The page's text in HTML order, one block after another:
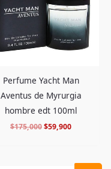
Perfume Yacht Man
Aventus de Myrurgia
hombre edt 100ml
$175,000$59,900